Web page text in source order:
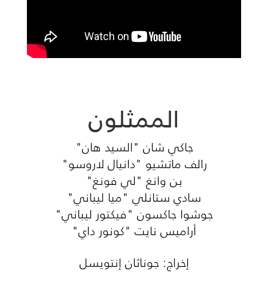
الممثلون
جاكي شان "السيد هان"
رالف ماتشيو "دانيال لاروسو"
بن وانغ "لي فونغ"
سادي ستانلي "ميا ليباني"
جوشوا جاكسون "فيكتور ليباني"
أراميس نايت "كونور داي"
إخراج: جوناثان إنتويسل